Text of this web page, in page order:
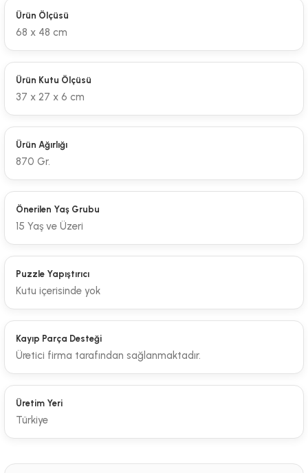
Ürün Ölçüsü
68 x 48 cm
Ürün Kutu Ölçüsü
37 x 27 x 6 cm
Ürün Ağırlığı
870 Gr.
Önerilen Yaş Grubu
15 Yaş ve Üzeri
Puzzle Yapıştırıcı
Kutu içerisinde yok
Kayıp Parça Desteği
Üretici firma tarafından sağlanmaktadır.
Üretim Yeri
Türkiye